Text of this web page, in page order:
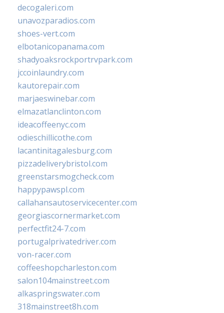
decogaleri.com
unavozparadios.com
shoes-vert.com
elbotanicopanama.com
shadyoaksrockportrvpark.com
jccoinlaundry.com
kautorepair.com
marjaeswinebar.com
elmazatlanclinton.com
ideacoffeenyc.com
odieschillicothe.com
lacantinitagalesburg.com
pizzadeliverybristol.com
greenstarsmogcheck.com
happypawspl.com
callahansautoservicecenter.com
georgiascornermarket.com
perfectfit24-7.com
portugalprivatedriver.com
von-racer.com
coffeeshopcharleston.com
salon104mainstreet.com
alkaspringswater.com
318mainstreet8h.com